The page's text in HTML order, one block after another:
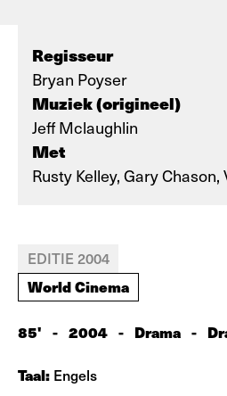
Regisseur
Bryan Poyser
Muziek (origineel)
Jeff Mclaughlin
Met
Rusty Kelley, Gary Chason,
EDITIE 2004
World Cinema
85' - 2004 - Drama -
Taal: Engels